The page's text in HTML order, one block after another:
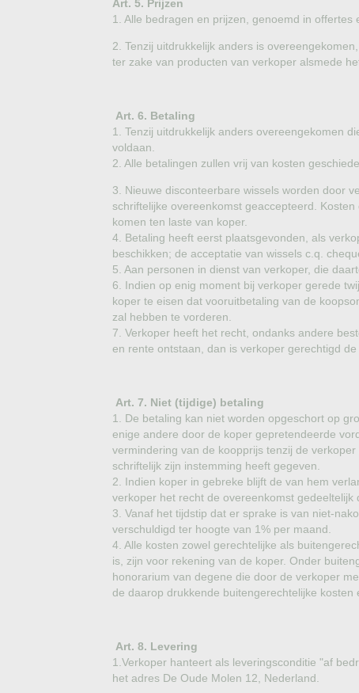
Art. 5. Prijzen
1. Alle bedragen en prijzen, genoemd in offertes
2. Tenzij uitdrukkelijk anders is
ter zake van producten van verkoper alsmede
Art. 6. Betaling
1. Tenzij uitdrukkelijk anders overeengekomen
voldaan.
2. Alle betalingen zullen vrij van kosten
3. Nieuwe disconteerbare wissels worden door
schriftelijke overeenkomst geaccepteerd.
komen ten laste van koper.
4. Betaling heeft eerst plaatsgevonden, als
beschikken; de acceptatie van wissels c.q.
5. Aan personen in dienst van verkoper, die
6. Indien op enig moment bij verkoper gerede
koper te eisen dat vooruitbetaling van de
zal hebben te vorderen.
7. Verkoper heeft het recht, ondanks andere
en rente ontstaan, dan is verkoper gerechtigd
Art. 7. Niet (tijdige) betaling
1. De betaling kan niet worden opgeschort op
enige andere door de koper gepretendeerde
vermindering van de koopprijs tenzij de verkoper
schriftelijk zijn instemming heeft gegeven.
2. Indien koper in gebreke blijft de van hem
verkoper het recht de overeenkomst gedeeltelijk
3. Vanaf het tijdstip dat er sprake is van niet-
verschuldigd ter hoogte van 1% per maand.
4. Alle kosten zowel gerechtelijke als
is, zijn voor rekening van de koper. Onder
honorarium van degene die door de verkoper
de daarop drukkende buitengerechtelijke
Art. 8. Levering
1.Verkoper hanteert als leveringsconditie "af
het adres De Oude Molen 12, Nederland.